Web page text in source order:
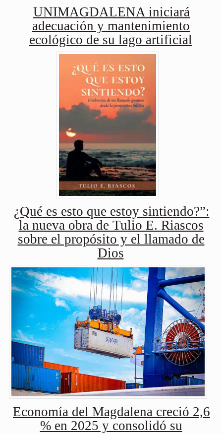
UNIMAGDALENA iniciará
adecuación y mantenimiento
ecológico de su lago artificial
¿Qué es esto que estoy sintiendo?”:
la nueva obra de Tulio E. Riascos
sobre el propósito y el llamado de
Dios
Economía del Magdalena creció 2,6
% en 2025 y consolidó su